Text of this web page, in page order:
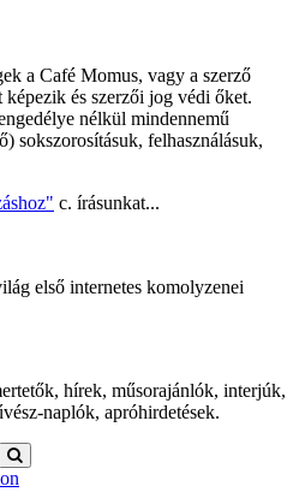
a Café Momus, vagy a szerző
és szerzői jog védi őket.
nélkül mindennemű
sokszorosításuk, felhasználásuk,
c. írásunkat...
első internetes komolyzenei
hírek, műsorajánlók, interjúk,
naplók, apróhirdetések.